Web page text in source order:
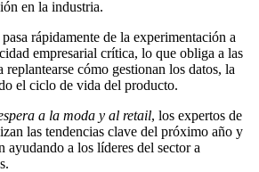
en la industria.
rápidamente de la experimentación a
empresarial crítica, lo que obliga a las
replantearse cómo gestionan los datos, la
el ciclo de vida del producto.
a la moda y al retail, los expertos de
las tendencias clave del próximo año y
ayudando a los líderes del sector a